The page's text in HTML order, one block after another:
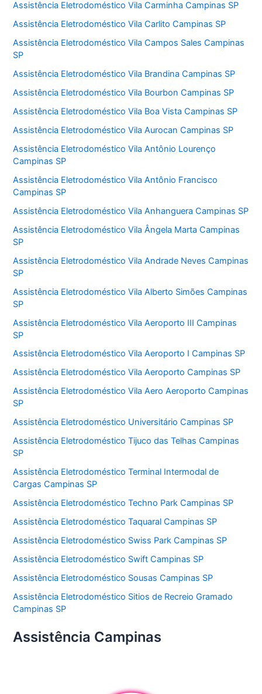
Assistência Eletrodoméstico Vila Carminha Campinas SP
Assistência Eletrodoméstico Vila Carlito Campinas SP
Assistência Eletrodoméstico Vila Campos Sales Campinas
SP
Assistência Eletrodoméstico Vila Brandina Campinas SP
Assistência Eletrodoméstico Vila Bourbon Campinas SP
Assistência Eletrodoméstico Vila Boa Vista Campinas SP
Assistência Eletrodoméstico Vila Aurocan Campinas SP
Assistência Eletrodoméstico Vila Antônio Lourenço
Campinas SP
Assistência Eletrodoméstico Vila Antônio Francisco
Campinas SP
Assistência Eletrodoméstico Vila Anhanguera Campinas SP
Assistência Eletrodoméstico Vila Ângela Marta Campinas
SP
Assistência Eletrodoméstico Vila Andrade Neves Campinas
SP
Assistência Eletrodoméstico Vila Alberto Simões Campinas
SP
Assistência Eletrodoméstico Vila Aeroporto III Campinas
SP
Assistência Eletrodoméstico Vila Aeroporto I Campinas SP
Assistência Eletrodoméstico Vila Aeroporto Campinas SP
Assistência Eletrodoméstico Vila Aero Aeroporto Campinas
SP
Assistência Eletrodoméstico Universitário Campinas SP
Assistência Eletrodoméstico Tijuco das Telhas Campinas
SP
Assistência Eletrodoméstico Terminal Intermodal de
Cargas Campinas SP
Assistência Eletrodoméstico Techno Park Campinas SP
Assistência Eletrodoméstico Taquaral Campinas SP
Assistência Eletrodoméstico Swiss Park Campinas SP
Assistência Eletrodoméstico Swift Campinas SP
Assistência Eletrodoméstico Sousas Campinas SP
Assistência Eletrodoméstico Sitios de Recreio Gramado
Campinas SP
Assistência Campinas